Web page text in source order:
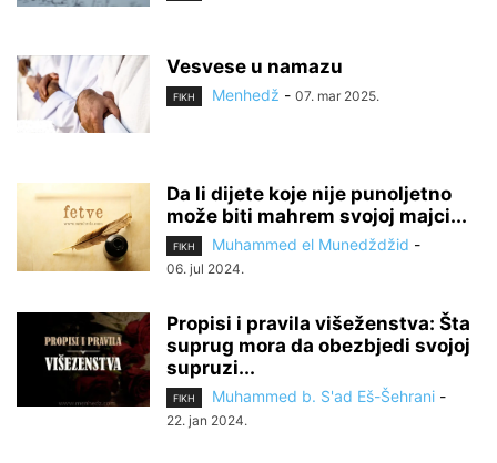
Vesvese u namazu
FIKH Menhedž - 07. mar 2025.
Da li dijete koje nije punoljetno
može biti mahrem svojoj majci...
FIKH Muhammed el Munedždžid -
06. jul 2024.
Propisi i pravila višeženstva: Šta
suprug mora da obezbjedi svojoj
supruzi...
FIKH Muhammed b. S'ad Eš-Šehrani -
22. jan 2024.